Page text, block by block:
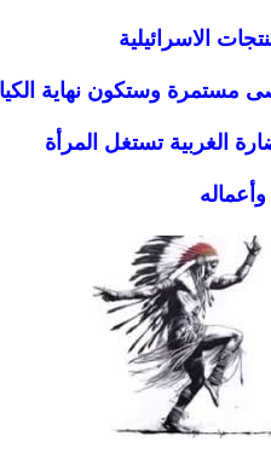
الاسرائيلية
مستمرة وستكون نهاية
الغربية تستغل المرأة